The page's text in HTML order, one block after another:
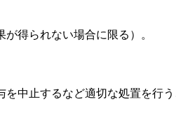
得られない場合に限る）。
中止するなど適切な処置を行う